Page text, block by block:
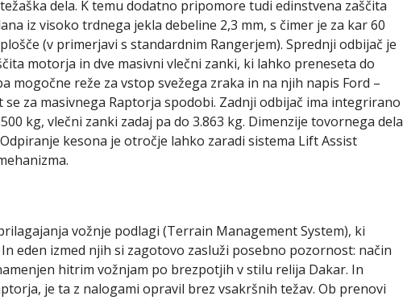
dela. K temu dodatno pripomore tudi edinstvena zaščita
iz visoko trdnega jekla debeline 2,3 mm, s čimer je za kar 60
(v primerjavi s standardnim Rangerjem). Sprednji odbijač je
motorja in dve masivni vlečni zanki, ki lahko preneseta do
mogočne reže za vstop svežega zraka in na njih napis Ford –
za masivnega Raptorja spodobi. Zadnji odbijač ima integrirano
kg, vlečni zanki zadaj pa do 3.863 kg. Dimenzije tovornega dela
kesona je otročje lahko zaradi sistema Lift Assist
vožnje podlagi (Terrain Management System), ki
eden izmed njih si zagotovo zasluži posebno pozornost: način
hitrim vožnjam po brezpotjih v stilu relija Dakar. In
je ta z nalogami opravil brez vsakršnih težav. Ob prenovi